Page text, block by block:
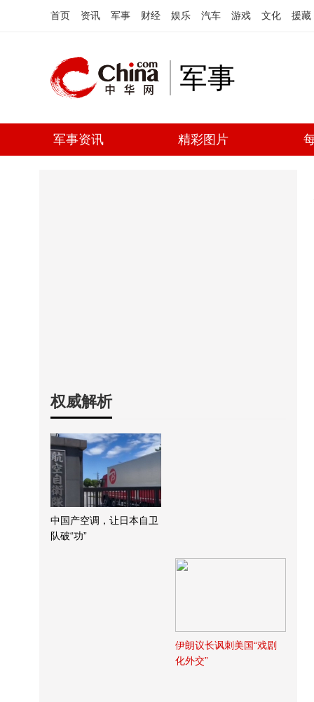
首页 资讯 军事 财经 娱乐 汽车 游戏 文化 援藏
军事
军事资讯 精彩图片
权威解析
中国产空调，让日本自卫
队破“功”
伊朗议长讽刺美国“戏剧
化外交”